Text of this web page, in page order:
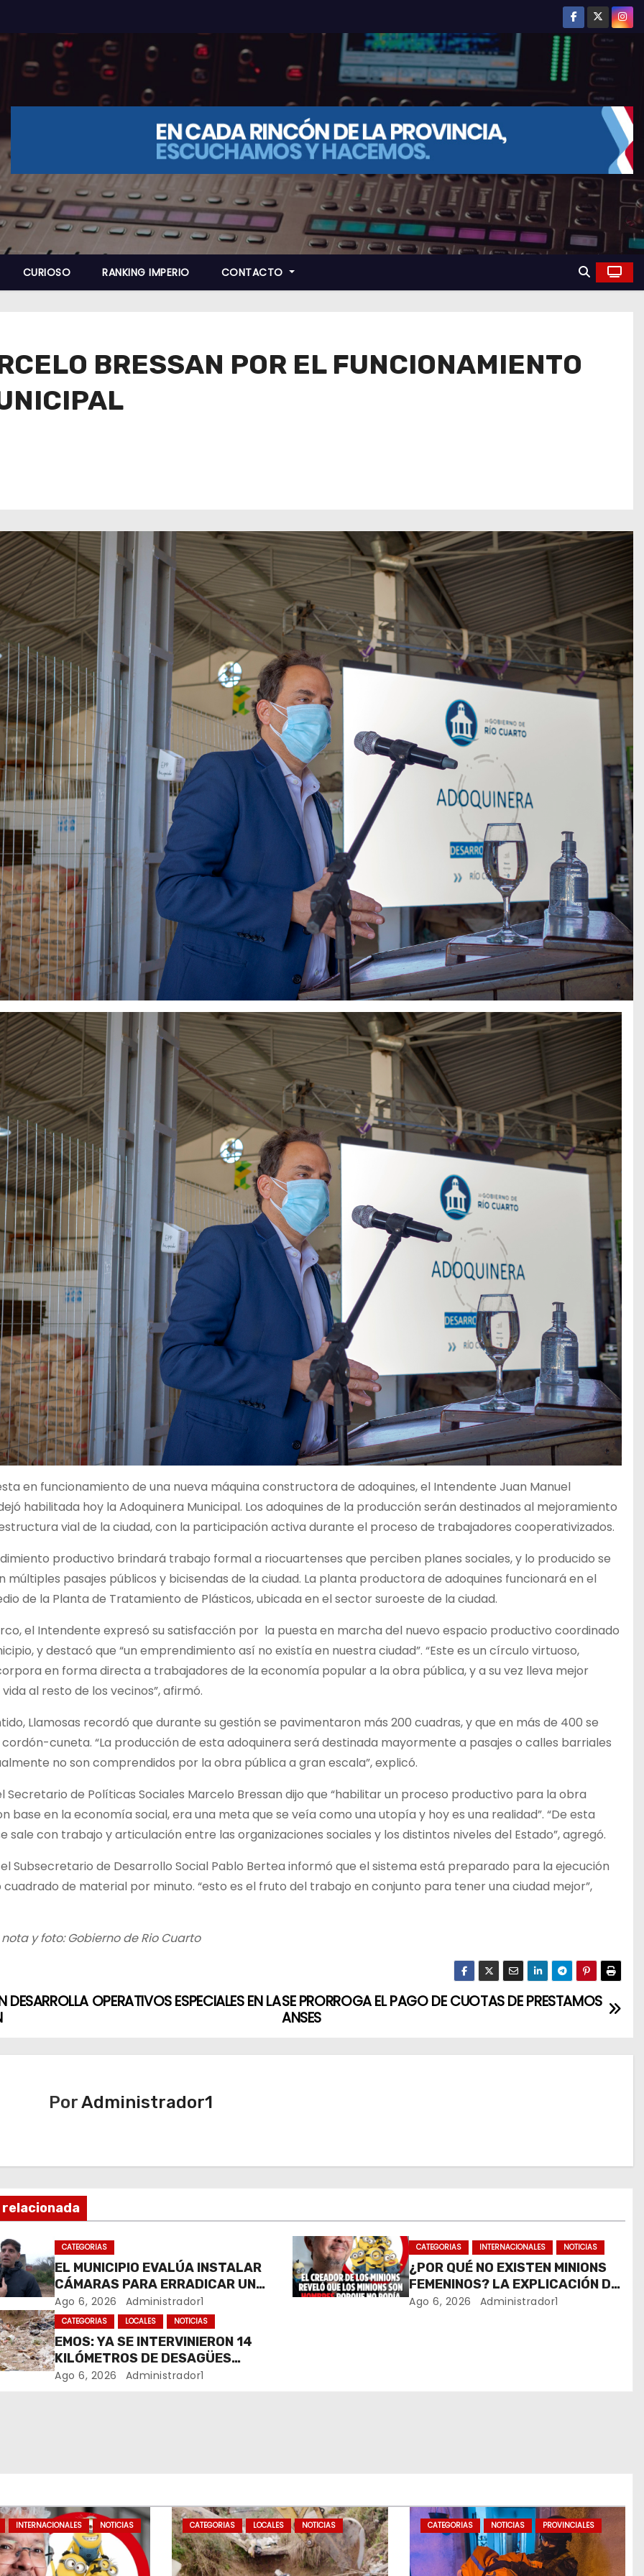
CURIOSO RANKING IMPERIO CONTACTO
BRESSAN POR EL FUNCIONAMIENTO
en funcionamiento de una nueva máquina constructora de adoquines, el Intendente Juan Manuel
habilitada hoy la Adoquinera Municipal. Los adoquines de la producción serán destinados al mejoramiento
vial de la ciudad, con la participación activa durante el proceso de trabajadores cooperativizados.
productivo brindará trabajo formal a riocuartenses que perciben planes sociales, y lo producido se
múltiples pasajes públicos y bicisendas de la ciudad. La planta productora de adoquines funcionará en el
de la Planta de Tratamiento de Plásticos, ubicada en el sector suroeste de la ciudad.
el Intendente expresó su satisfacción por la puesta en marcha del nuevo espacio productivo coordinado
y destacó que “un emprendimiento así no existía en nuestra ciudad”. “Este es un círculo virtuoso,
en forma directa a trabajadores de la economía popular a la obra pública, y a su vez lleva mejor
al resto de los vecinos”, afirmó.
Llamosas recordó que durante su gestión se pavimentaron más 200 cuadras, y que en más de 400 se
cuneta. “La producción de esta adoquinera será destinada mayormente a pasajes o calles barriales
no son comprendidos por la obra pública a gran escala”, explicó.
Secretario de Políticas Sociales Marcelo Bressan dijo que “habilitar un proceso productivo para la obra
base en la economía social, era una meta que se veía como una utopía y hoy es una realidad”. “De esta
sale con trabajo y articulación entre las organizaciones sociales y los distintos niveles del Estado”, agregó.
Subsecretario de Desarrollo Social Pablo Bertea informó que el sistema está preparado para la ejecución
cuadrado de material por minuto. “esto es el fruto del trabajo en conjunto para tener una ciudad mejor”,
y foto: Gobierno de Rio Cuarto
SE PRORROGA EL PAGO DE CUOTAS DE PRESTAMOS
ANSES
DESARROLLA OPERATIVOS ESPECIALES EN LA
PorAdministrador1
CATEGORIAS
EL MUNICIPIO EVALÚA INSTALAR
CÁMARAS PARA ERRADICAR UN
MICROBASURAL AL FINAL DE
CALLE CARDARELLI
Ago 6, 2026 Administrador1
CATEGORIAS INTERNACIONALES NOTICIAS
¿POR QUÉ NO EXISTEN MINIONS
FEMENINOS? LA EXPLICACIÓN DE
SU CREADOR QUE VOLVIÓ A
Ago 6, 2026 Administrador1
CATEGORIAS LOCALES NOTICIAS
EMOS: YA SE INTERVINIERON 14
KILÓMETROS DE DESAGÜES
PLUVIALES
Ago 6, 2026 Administrador1
INTERNACIONALES NOTICIAS CATEGORIAS LOCALES NOTICIAS CATEGORIAS NOTICIAS PROVINCIALES